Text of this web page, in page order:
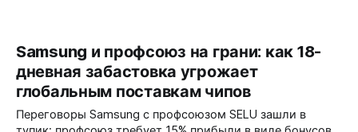
Samsung и профсоюз на грани: как 18-
дневная забастовка угрожает
глобальным поставкам чипов
Переговоры Samsung с профсоюзом SELU зашли в